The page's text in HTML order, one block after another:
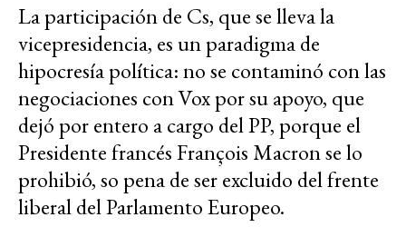
La participación de Cs, que se lleva la
vicepresidencia, es un paradigma de
hipocresía política: no se contaminó con las
negociaciones con Vox por su apoyo, que
dejó por entero a cargo del PP, porque el
Presidente francés François Macron se lo
prohibió, so pena de ser excluido del frente
liberal del Parlamento Europeo.